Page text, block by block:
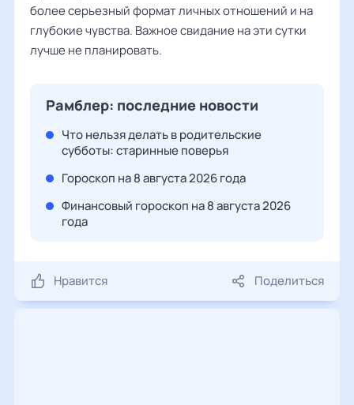
более серьезный формат личных отношений и на
глубокие чувства. Важное свидание на эти сутки
лучше не планировать.
Рамблер: последние новости
Что нельзя делать в родительские
субботы: старинные поверья
Гороскоп на 8 августа 2026 года
Финансовый гороскоп на 8 августа 2026
года
Нравится Поделиться